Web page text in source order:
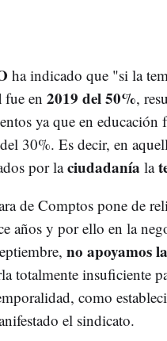
ha indicado que "si la
fue en 2019 del 50%,
ya que en
30%. Es decir, en
por laciudadanía la
de Comptos pone de
años y por ello en la
no apoyamos
totalmente insuficiente
como
el sindicato.